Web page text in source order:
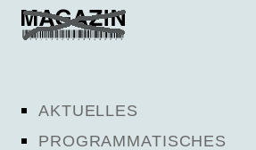
AKTUELLES
PROGRAMMATISCHES